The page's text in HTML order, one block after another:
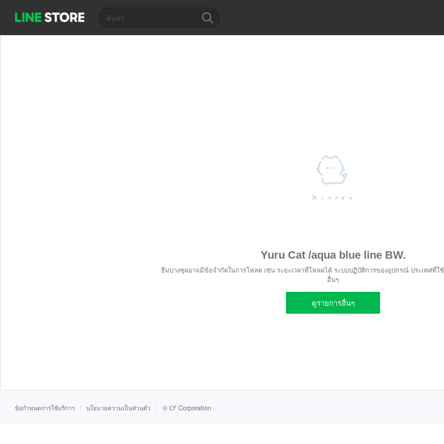
Yuru Cat /aqua blue line BW.
ธีมบางชุดอาจมีข้อจำกัดในการโหลด เช่น ระยะเวลาที่โหลดได้ ระบบปฏิบัติการของอุปกรณ์ ประเทศที่ใ
อื่นๆ
ดูรายการอื่นๆ
ข้อกำหนดการใช้บริการ นโยบายความเป็นส่วนตัว © LY Corporation